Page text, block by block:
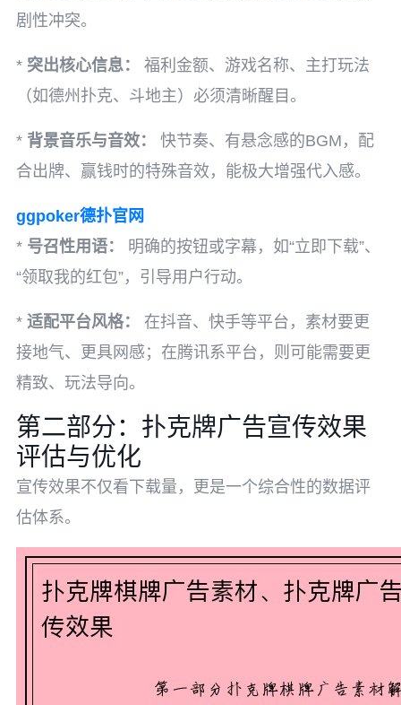
剧性冲突。
* 突出核心信息：
福利金额、游戏名称、主打玩法
（如德州扑克、斗地主）必须清晰醒目。
* 背景音乐与音效：
快节奏、有悬念感的BGM，配
合出牌、赢钱时的特殊音效，能极大增强代入感。
ggpoker德扑官网
* 号召性用语：
明确的按钮或字幕，如“立即下载”、
“领取我的红包”，引导用户行动。
* 适配平台风格：
在抖音、快手等平台，素材要更
接地气、更具网感；在腾讯系平台，则可能需要更
精致、玩法导向。
第二部分：扑克牌广告宣传效果
评估与优化
宣传效果不仅看下载量，更是一个综合性的数据评
估体系。